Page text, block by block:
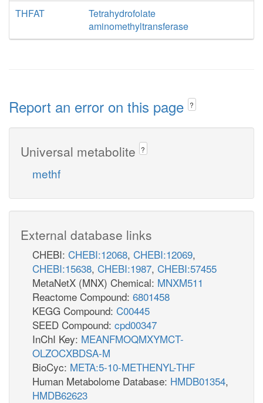
THFAT
Tetrahydrofolate
aminomethyltransferase
Report an error on this page ?
Universal metabolite ?
methf
External database links
CHEBI: CHEBI:12068, CHEBI:12069,
CHEBI:15638, CHEBI:1987, CHEBI:57455
MetaNetX (MNX) Chemical: MNXM511
Reactome Compound: 6801458
KEGG Compound: C00445
SEED Compound: cpd00347
InChI Key: MEANFMOQMXYMCT-
OLZOCXBDSA-M
BioCyc: META:5-10-METHENYL-THF
Human Metabolome Database: HMDB01354,
HMDB62623